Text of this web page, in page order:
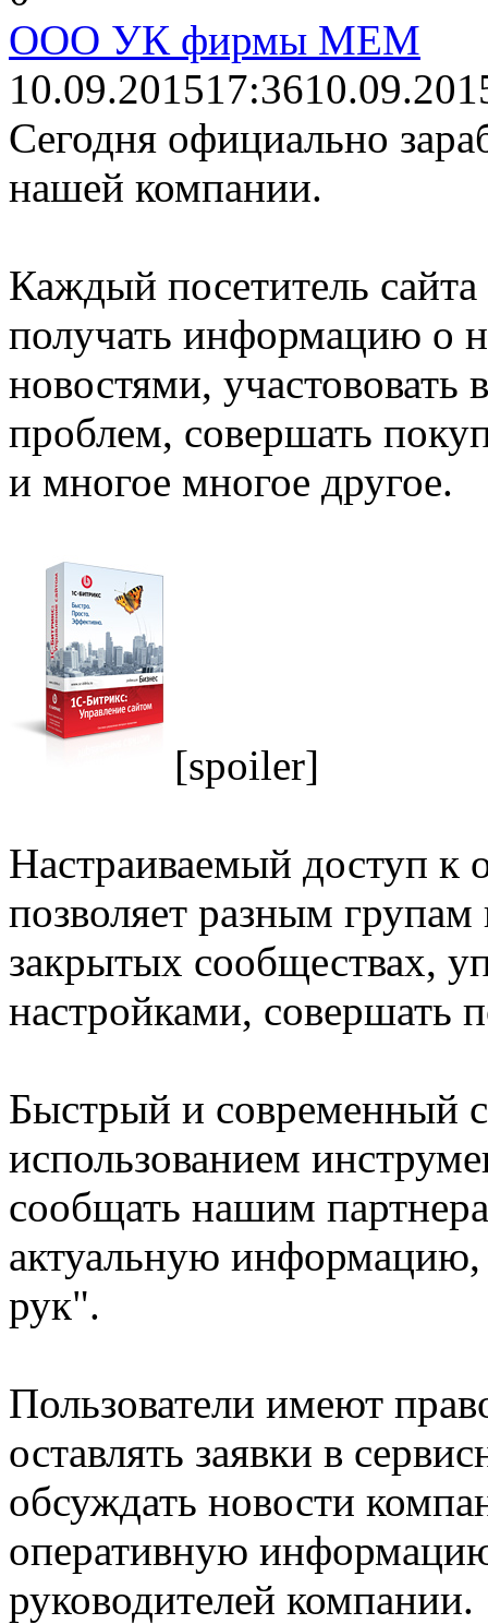
ООО УК фирмы МЕМ
10.09.201517:36
Сегодня официально
нашей компании.
Каждый посетитель
получать информацию о
новостями,
проблем, совершать
и многое многое другое.
[spoiler]
Настраиваемый доступ к
позволяет разным групам
закрытых сообществах,
настройками, совершать
Быстрый и современный
использованием
сообщать нашим
актуальную информацию,
рук".
Пользователи имеют
оставлять заявки в
обсуждать новости
оперативную
руководителей компании.